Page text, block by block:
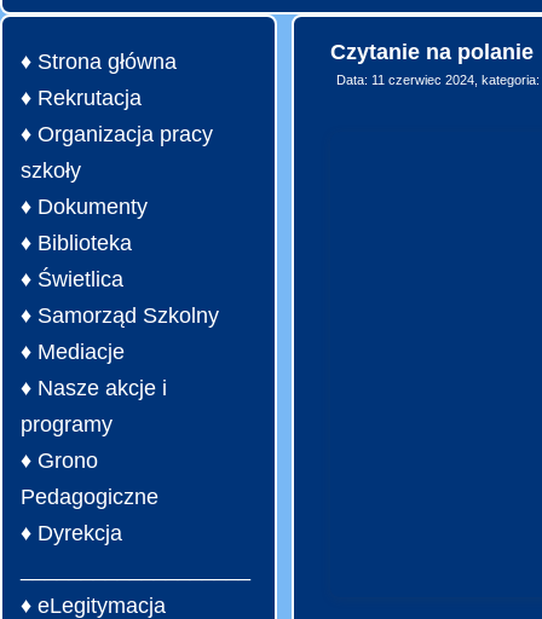
♦ Strona główna
♦ Rekrutacja
♦ Organizacja pracy
szkoły
♦ Dokumenty
♦ Biblioteka
♦ Świetlica
♦ Samorząd Szkolny
♦ Mediacje
♦ Nasze akcje i
programy
♦ Grono
Pedagogiczne
♦ Dyrekcja
♦ eLegitymacja
Czytanie na polanie
Data: 11 czerwiec 2024, kategoria: